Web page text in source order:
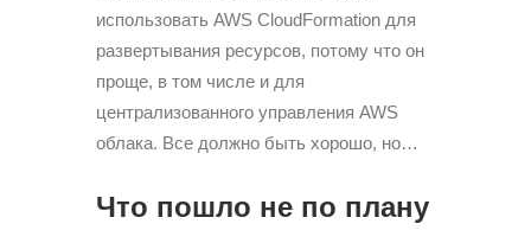
использовать AWS CloudFormation для
развертывания ресурсов, потому что он
проще, в том числе и для
централизованного управления AWS
облака. Все должно быть хорошо, но…
Что пошло не по плану